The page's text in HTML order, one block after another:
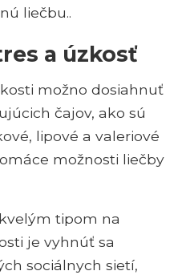
liečbu..
a úzkosť
možno dosiahnuť
čajov, ako sú
lipové a valeriové
možnosti liečby
tipom na
je vyhnúť sa
sociálnych sietí,